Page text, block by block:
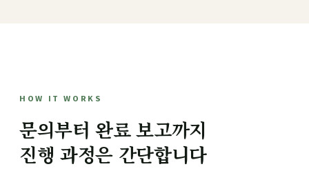
HOW IT WORKS
문의부터 완료 보고까지
진행 과정은 간단합니다